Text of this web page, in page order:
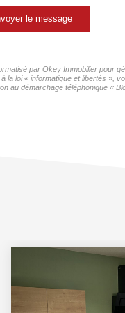
le message
par Okey Immobilier
la loi « informatique et libertés
au démarchage téléphonique «